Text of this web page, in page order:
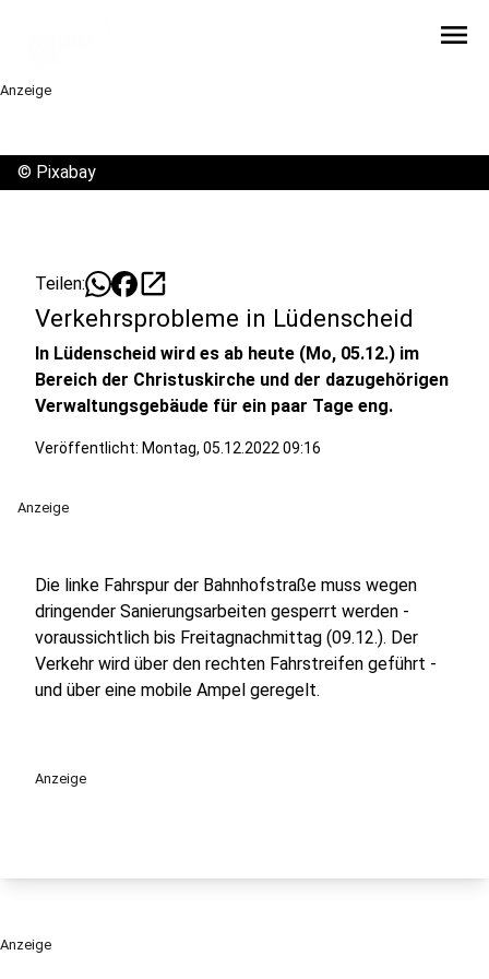
menu
Anzeige
© Pixabay
Teilen: open_in_new
Verkehrsprobleme in Lüdenscheid
In Lüdenscheid wird es ab heute (Mo, 05.12.) im
Bereich der Christuskirche und der dazugehörigen
Verwaltungsgebäude für ein paar Tage eng.
Veröffentlicht: Montag, 05.12.2022 09:16
Anzeige
Die linke Fahrspur der Bahnhofstraße muss wegen
dringender Sanierungsarbeiten gesperrt werden -
voraussichtlich bis Freitagnachmittag (09.12.). Der
Verkehr wird über den rechten Fahrstreifen geführt -
und über eine mobile Ampel geregelt.
Anzeige
Anzeige